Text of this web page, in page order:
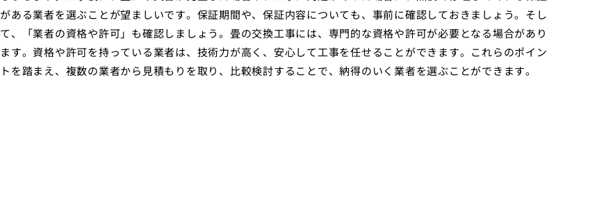
がある業者を選ぶことが望ましいです。保証期間や、保証内容についても、事前に確認しておきましょう。そし
て、「業者の資格や許可」も確認しましょう。畳の交換工事には、専門的な資格や許可が必要となる場合があり
ます。資格や許可を持っている業者は、技術力が高く、安心して工事を任せることができます。これらのポイン
トを踏まえ、複数の業者から見積もりを取り、比較検討することで、納得のいく業者を選ぶことができます。